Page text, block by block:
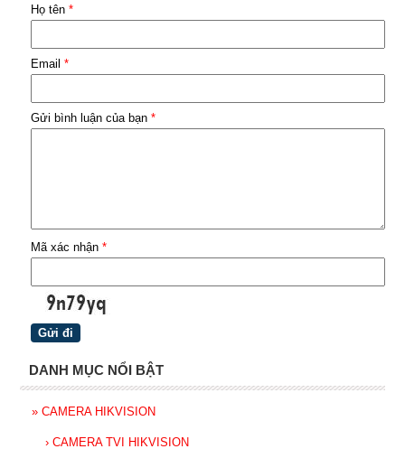
Họ tên *
Email *
Gửi bình luận của bạn *
Mã xác nhận *
DANH MỤC NỔI BẬT
» CAMERA HIKVISION
› CAMERA TVI HIKVISION